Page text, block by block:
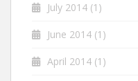
July 2014 (1)
June 2014 (1)
April 2014 (1)